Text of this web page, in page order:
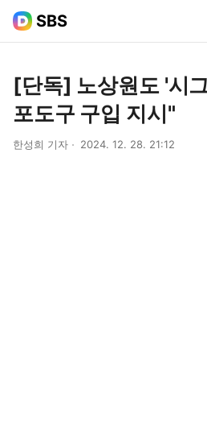
SBS
[단독] 노상원도 '시
포도구 구입 지시"
한성희 기자 2024. 12. 28. 21:12